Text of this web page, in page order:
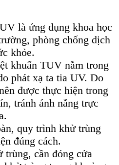
là ứng dụng khoa học
phòng chống dịch
khỏe.
khuẩn TUV nằm trong
phát xạ ta tia UV. Do
được thực hiện trong
tránh ánh nắng trực
quy trình khử trùng
đúng cách.
cần đóng cửa